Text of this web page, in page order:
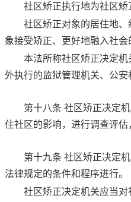
社区矫正执行地为社区
社区矫正对象的居住地
象接受矫正、更好地融入社会
本法所称社区矫正决定
外执行的监狱管理机关、公安
第十八条 社区矫正决定
住社区的影响，进行调查评
第十九条 社区矫正决定
法律规定的条件和程序进行。
社区矫正决定机关应当